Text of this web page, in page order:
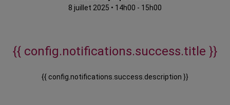
8 juillet 2025 • 14h00 - 15h00
{{ config.notifications.success.title }}
{{ config.notifications.success.description }}